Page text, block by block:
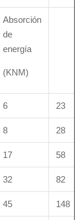
Absorción
de
energía
(KNM)
6 23
8 28
17 58
32 82
45 148